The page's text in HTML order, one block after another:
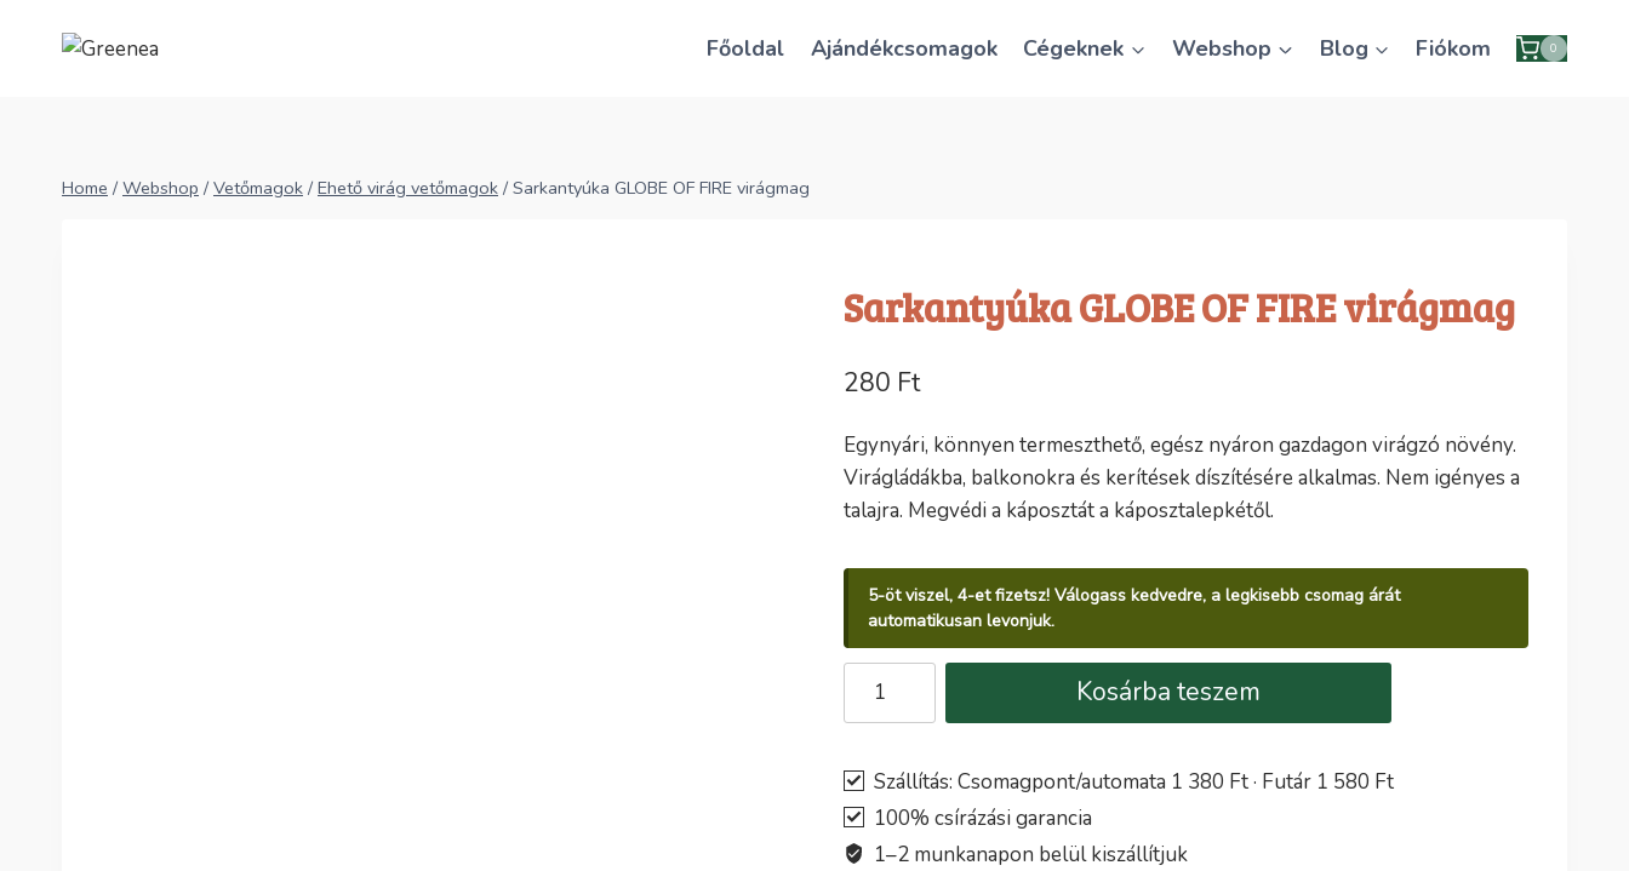
Főoldal Ajándékcsomagok Cégeknek Webshop Blog Fiókom 0
Home / Webshop / Vetőmagok / Ehető virág vetőmagok / Sarkantyúka GLOBE OF FIRE virágmag
Sarkantyúka GLOBE OF FIRE virágmag
280 Ft
Egynyári, könnyen termeszthető, egész nyáron gazdagon virágzó növény.
Virágládákba, balkonokra és kerítések díszítésére alkalmas. Nem igényes a
talajra. Megvédi a káposztát a káposztalepkétől.
5-öt viszel, 4-et fizetsz! Válogass kedvedre, a legkisebb csomag árát
automatikusan levonjuk.
Sarkantyúka
FIRE
virágmag
mennyiség
Kosárba teszem
Szállítás: Csomagpont/automata 1 380 Ft · Futár 1 580 Ft
100% csírázási garancia
1–2 munkanapon belül kiszállítjuk